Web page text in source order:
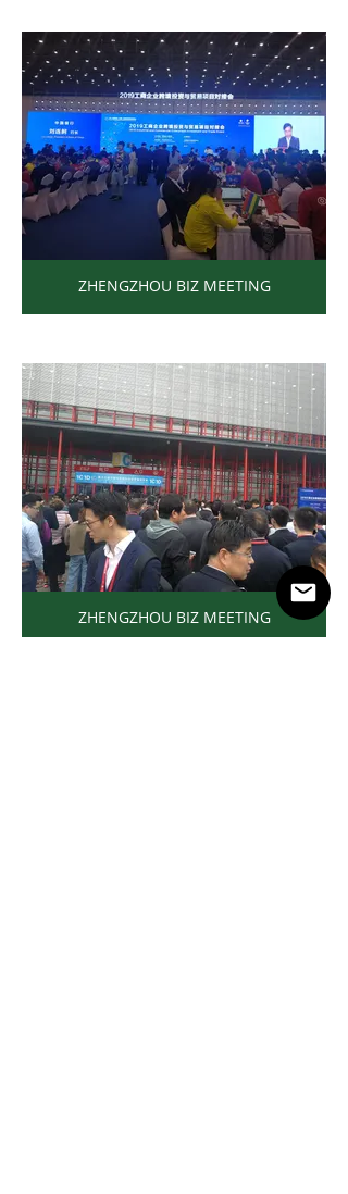
ZHENGZHOU BIZ MEETING
ZHENGZHOU BIZ MEETING